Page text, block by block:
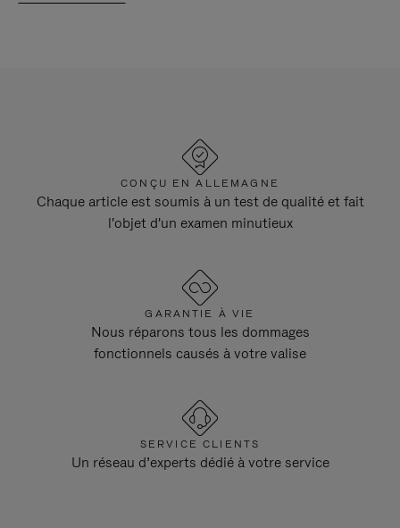
CONÇU EN ALLEMAGNE
Chaque article est soumis à un test de qualité et fait
l'objet d'un examen minutieux
GARANTIE À VIE
Nous réparons tous les dommages
fonctionnels causés à votre valise
SERVICE CLIENTS
Un réseau d’experts dédié à votre service